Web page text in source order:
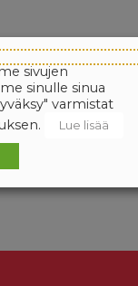
sivujen
sinulle sinua
varmistat
Lue lisää